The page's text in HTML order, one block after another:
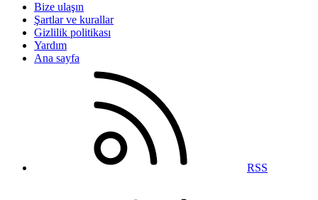
Bize ulaşın
Şartlar ve kurallar
Gizlilik politikası
Yardım
Ana sayfa
RSS